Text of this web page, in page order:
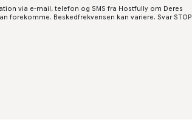
via e-mail, telefon og SMS fra Hostfully om Deres
forekomme. Beskedfrekvensen kan variere. Svar STOP